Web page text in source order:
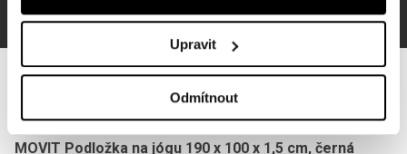
Upravit
Odmítnout
MOVIT Podložka na jógu 190 x 100 x 1,5 cm, černá